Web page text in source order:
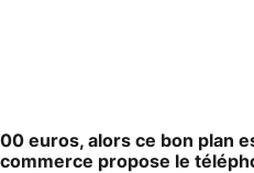
euros, alors ce bon plan
propose le